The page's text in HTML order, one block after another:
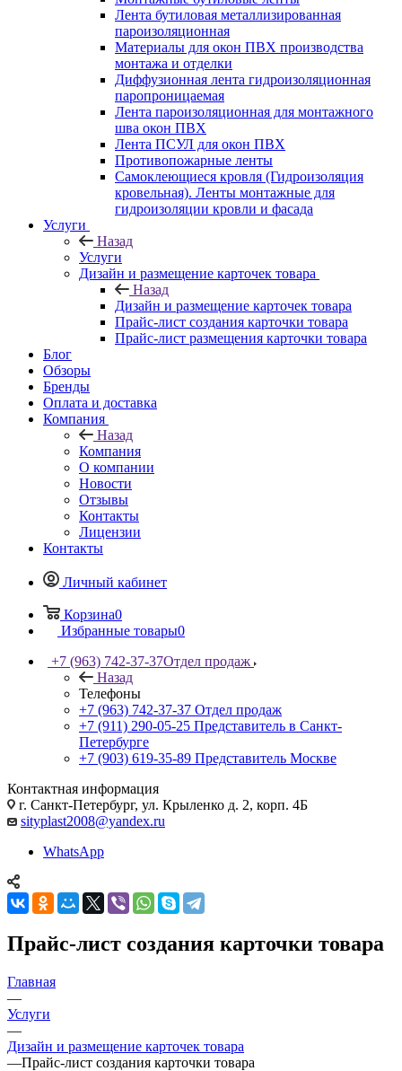
Лента бутиловая металлизированная
пароизоляционная
Материалы для окон ПВХ производства
монтажа и отделки
Диффузионная лента гидроизоляционная
паропроницаемая
Лента пароизоляционная для монтажного
шва окон ПВХ
Лента ПСУЛ для окон ПВХ
Противопожарные ленты
Самоклеющиеся кровля (Гидроизоляция
кровельная). Ленты монтажные для
гидроизоляции кровли и фасада
Услуги
Назад
Услуги
Дизайн и размещение карточек товара
Назад
Дизайн и размещение карточек товара
Прайс-лист создания карточки товара
Прайс-лист размещения карточки товара
Блог
Обзоры
Бренды
Оплата и доставка
Компания
Назад
Компания
О компании
Новости
Отзывы
Контакты
Лицензии
Контакты
Личный кабинет
Корзина0
Избранные товары0
+7 (963) 742-37-37Отдел продаж
Назад
Телефоны
+7 (963) 742-37-37 Отдел продаж
+7 (911) 290-05-25 Представитель в Санкт-
Петербурге
+7 (903) 619-35-89 Представитель Москве
Контактная информация
г. Санкт-Петербург, ул. Крыленко д. 2, корп. 4Б
sityplast2008@yandex.ru
WhatsApp
Прайс-лист создания карточки товара
Главная
—
Услуги
—
Дизайн и размещение карточек товара
—Прайс-лист создания карточки товара